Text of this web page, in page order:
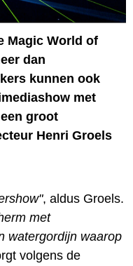
Magic World of
dan
kunnen ook
met
groot
Henri Groels
, aldus Groels.
met
watergordijn waarop
volgens de